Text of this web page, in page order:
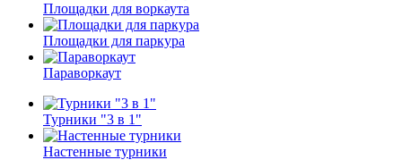
Площадки для воркаута
Площадки для паркура
Параворкаут
Турники "3 в 1"
Настенные турники